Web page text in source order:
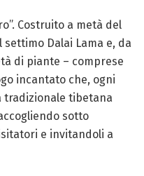
Costruito a metà del
Dalai Lama e, da
di piante – comprese
incantato che, ogni
tradizionale tibetana
sotto
e invitandoli a